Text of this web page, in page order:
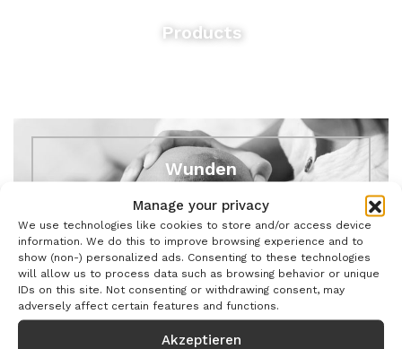
Manage your privacy
We use technologies like cookies to store and/or access device
information. We do this to improve browsing experience and to
show (non-) personalized ads. Consenting to these technologies
will allow us to process data such as browsing behavior or unique
IDs on this site. Not consenting or withdrawing consent, may
adversely affect certain features and functions.
Akzeptieren
Products
Wunden